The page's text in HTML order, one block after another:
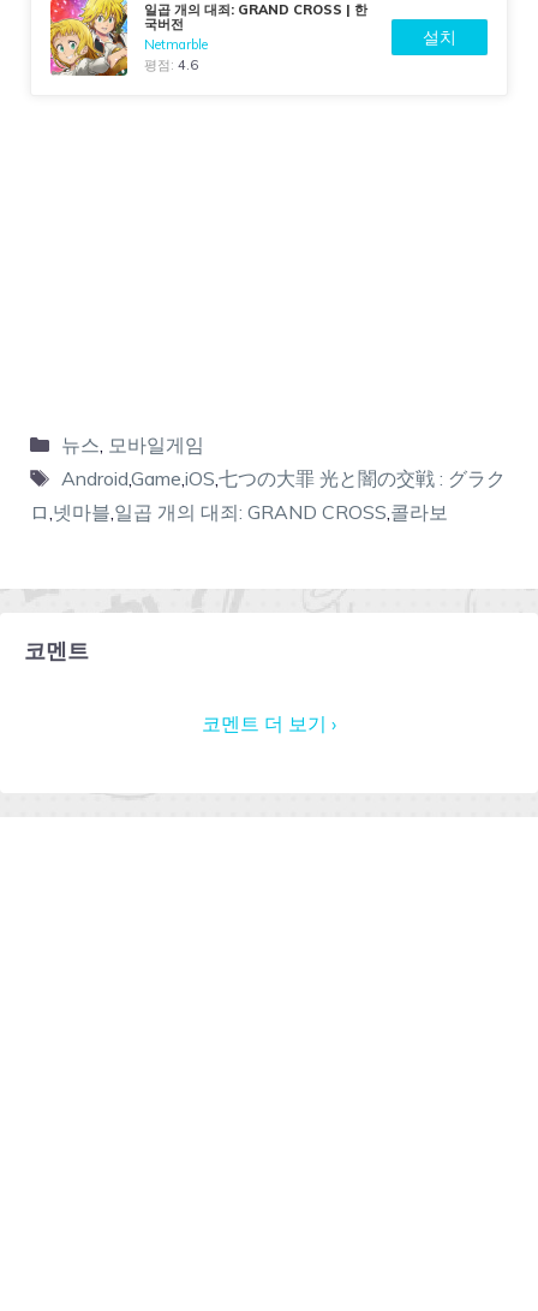
일곱 개의 대죄: GRAND CROSS | 한
국버전
Netmarble
평점:4.6
설치
뉴스 모바일게임
AndroidGame iOS 七つの大罪 光と闇の交戦 : グラク
ロ 넷마블 일곱 개의 대죄: GRAND CROSS 콜라보
코멘트
코멘트 더 보기 ›